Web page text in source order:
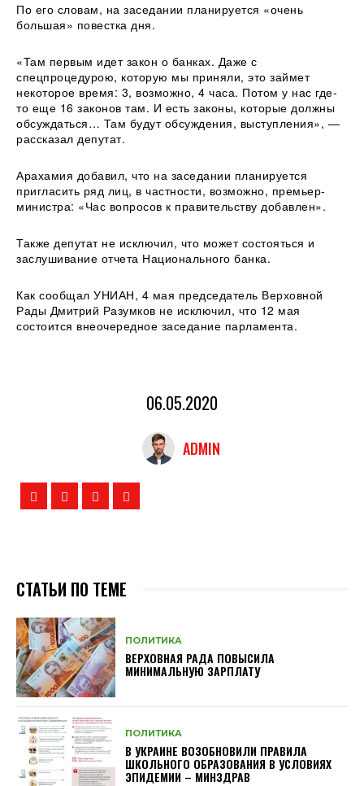
По его словам, на заседании планируется «очень
большая» повестка дня.
«Там первым идет закон о банках. Даже с
спецпроцедурою, которую мы приняли, это займет
некоторое время: 3, возможно, 4 часа. Потом у нас где-
то еще 16 законов там. И есть законы, которые должны
обсуждаться… Там будут обсуждения, выступления», —
рассказал депутат.
Арахамия добавил, что на заседании планируется
пригласить ряд лиц, в частности, возможно, премьер-
министра: «Час вопросов к правительству добавлен».
Также депутат не исключил, что может состояться и
заслушивание отчета Национального банка.
Как сообщал УНИАН, 4 мая председатель Верховной
Рады Дмитрий Разумков не исключил, что 12 мая
состоится внеочередное заседание парламента.
06.05.2020
ADMIN
СТАТЬИ ПО ТЕМЕ
ПОЛИТИКА
ВЕРХОВНАЯ РАДА ПОВЫСИЛА
МИНИМАЛЬНУЮ ЗАРПЛАТУ
ПОЛИТИКА
В УКРАИНЕ ВОЗОБНОВИЛИ ПРАВИЛА
ШКОЛЬНОГО ОБРАЗОВАНИЯ В УСЛОВИЯХ
ЭПИДЕМИИ – МИНЗДРАВ